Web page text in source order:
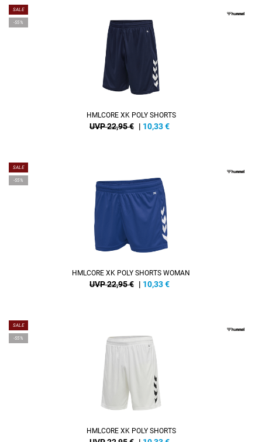
SALE
-55%
HMLCORE XK POLY SHORTS
UVP 22,95 € | 10,33€
SALE
-55%
HMLCORE XK POLY SHORTS WOMAN
UVP 22,95 € | 10,33€
SALE
-55%
HMLCORE XK POLY SHORTS